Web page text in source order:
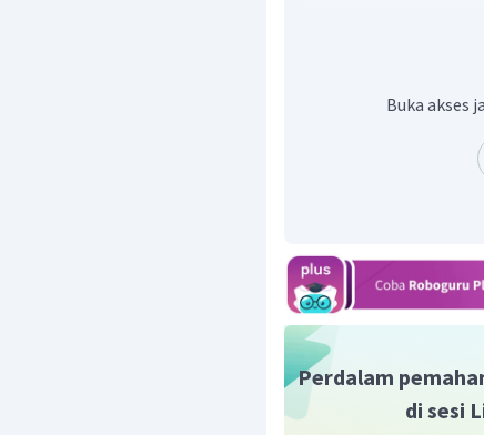
Buka akses
Perdalam
di sesi